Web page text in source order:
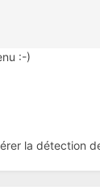
:-)
la détection